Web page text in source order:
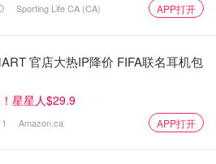
，并警告说，如果她向他走来，
刀）放下，女士，我会开枪，把
Sporting Life CA (CA) APP打开
官店大热IP降价 FIFA联名耳机包
星星人$29.9
1 Amazon.ca APP打开